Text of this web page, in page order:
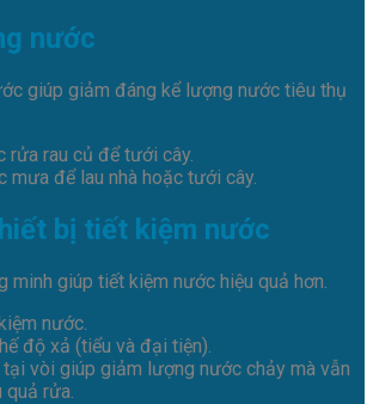
nước
giúp giảm đáng kể lượng nước tiêu thụ
rửa rau củ để tưới cây.
mưa để lau nhà hoặc tưới cây.
bị tiết kiệm nước
minh giúp tiết kiệm nước hiệu quả hơn.
nước.
độ xả (tiểu và đại tiện).
vòi giúp giảm lượng nước chảy mà vẫn
quả rửa.